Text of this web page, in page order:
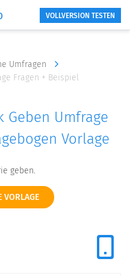
VOLLVERSION TESTEN
Umfragen
Fragen + Beispiel
Geben Umfrage
Vorlage
geben.
VORLAGE